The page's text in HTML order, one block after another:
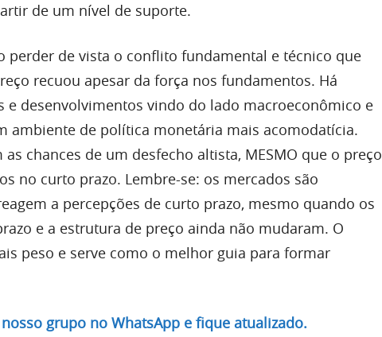
de um nível de suporte.
perder de vista o conflito fundamental e técnico que
recuou apesar da força nos fundamentos. Há
e desenvolvimentos vindo do lado macroeconômico e
ambiente de política monetária mais acomodatícia.
chances de um desfecho altista, MESMO que o preço
no curto prazo. Lembre-se: os mercados são
a percepções de curto prazo, mesmo quando os
e a estrutura de preço ainda não mudaram. O
peso e serve como o melhor guia para formar
grupo no WhatsApp e fique atualizado.